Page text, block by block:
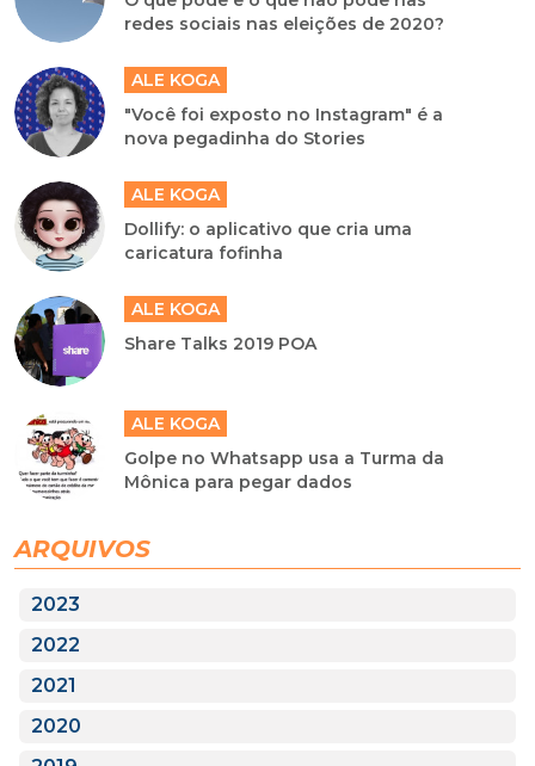
redes sociais nas eleições de 2020?
ALE KOGA
"Você foi exposto no Instagram" é a
nova pegadinha do Stories
ALE KOGA
Dollify: o aplicativo que cria uma
caricatura fofinha
ALE KOGA
Share Talks 2019 POA
ALE KOGA
Golpe no Whatsapp usa a Turma da
Mônica para pegar dados
ARQUIVOS
2023
2022
2021
2020